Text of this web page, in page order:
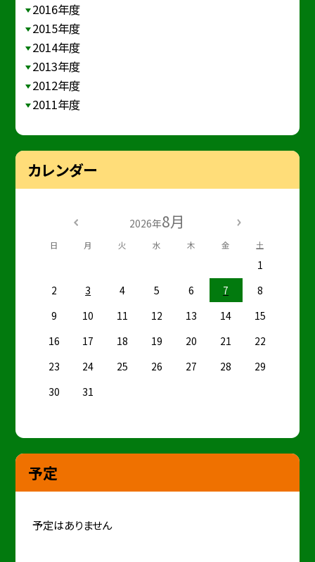
2016年度
2015年度
2014年度
2013年度
2012年度
2011年度
カレンダー
2026年8月
日 月 火 水 木 金 土
1
2
3 4 5 6 7
8
9
10 11 12 13 14
15
16
17 18 19 20 21
22
23
24 25 26 27 28
29
30
31
予定
予定はありません